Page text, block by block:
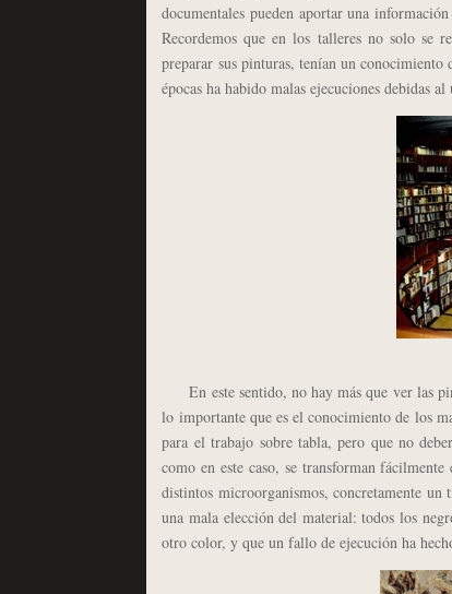
documentales pueden aportar una
Recordemos que en los talleres no solo se
preparar sus pinturas, tenían un conocimiento
épocas ha habido malas ejecuciones debidas
En este sentido, no hay más que ver las
lo importante que es el conocimiento de los
para el trabajo sobre tabla, pero que no
como en este caso, se transforman
distintos microorganismos, concretamente un
una mala elección del material: todos los
otro color, y que un fallo de ejecución ha